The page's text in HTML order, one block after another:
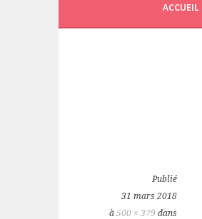
ACCUEIL
Publié
31 mars 2018
à 500 × 379 dans